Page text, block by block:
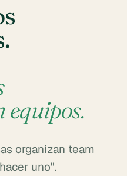
equipos.
organizan team
uno".